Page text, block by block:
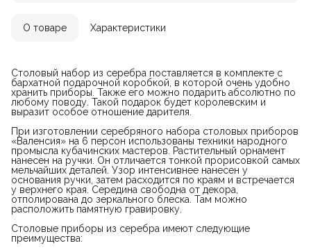
О товаре Характеристики
Столовый набор из серебра поставляется в комплекте с
бархатной подарочной коробкой, в которой очень удобно
хранить приборы. Также его можно подарить абсолютно по
любому поводу. Такой подарок будет королевским и
выразит особое отношение дарителя.
При изготовлении серебряного набора столовых приборов
«Валенсия» на 6 персон использованы техники народного
промысла кубачинских мастеров. Растительный орнамент
нанесен на ручки. Он отличается тонкой прорисовкой самых
мельчайших деталей. Узор интенсивнее нанесен у
основания ручки, затем расходится по краям и встречается
у верхнего края. Середина свободна от декора,
отполирована до зеркального блеска. Там можно
расположить памятную гравировку.
Столовые приборы из серебра имеют следующие
преимущества: